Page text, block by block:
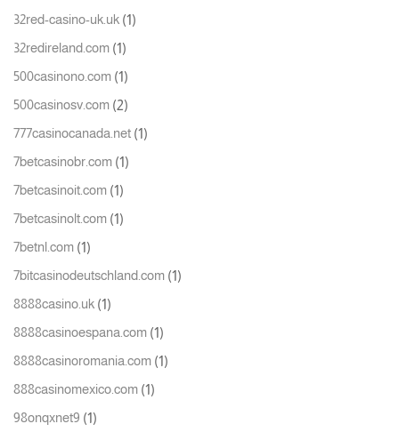
32red-casino-uk.uk (1)
32redireland.com (1)
500casinono.com (1)
500casinosv.com (2)
777casinocanada.net (1)
7betcasinobr.com (1)
7betcasinoit.com (1)
7betcasinolt.com (1)
7betnl.com (1)
7bitcasinodeutschland.com (1)
8888casino.uk (1)
8888casinoespana.com (1)
8888casinoromania.com (1)
888casinomexico.com (1)
98onqxnet9 (1)